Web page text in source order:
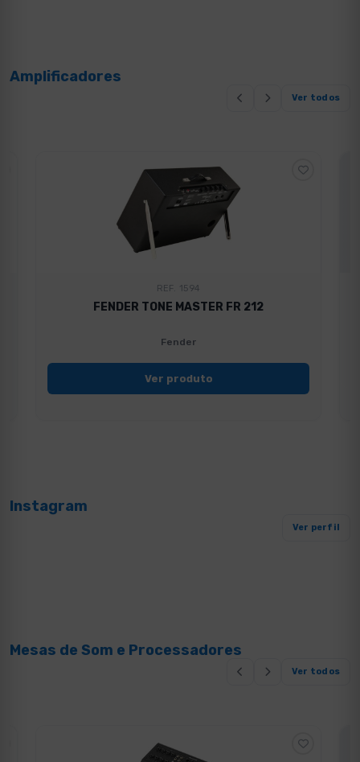
Amplificadores
Ver todos
REF. 1594
FENDER TONE MASTER FR 212
Fender
Ver produto
Instagram
Ver perfil
Mesas de Som e Processadores
Ver todos